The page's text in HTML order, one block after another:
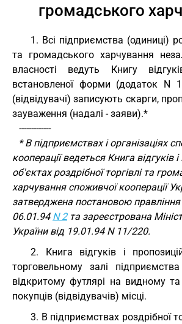
громадського
1. Всі підприємства (одиниці)
та громадського харчування
власності ведуть Книгу
встановленої форми (додаток N
(відвідувачі) записують скарги,
зауваження (надалі - заяви).*
-------------
* В підприємствах і організаціях
кооперації ведеться Книга відгуків
об'єктах роздрібної торгівлі та
харчування споживчої кооперації
затверджена постановою правління
06.01.94 N 2та зареєстрована
України від 19.01.94 N 11/220.
2. Книга відгуків і
торговельному залі
відкритому футлярі на видному
покупців (відвідувачів) місці.
3. В підприємствах роздрібної